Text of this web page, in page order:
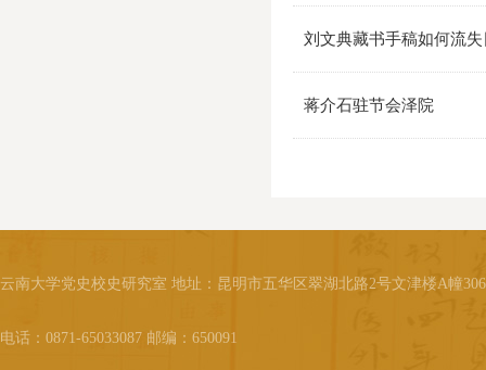
刘文典藏书手稿如何流
蒋介石驻节会泽院
云南大学党史校史研究室 地址：昆明市五华区翠湖北路2号文津楼A幢
电话：0871-65033087 邮编：650091